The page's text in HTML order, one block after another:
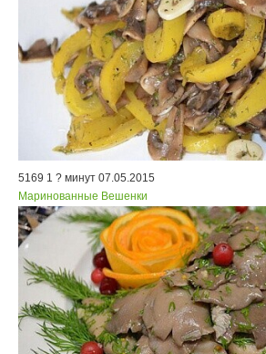
5169 1 ? минут 07.05.2015
Маринованные Вешенки